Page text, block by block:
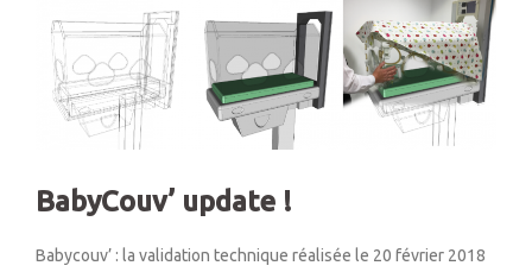
BabyCouv’ update !
Babycouv’ : la validation technique réalisée le 20 février 2018